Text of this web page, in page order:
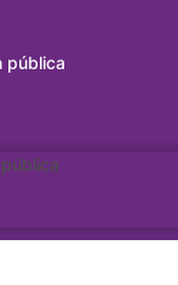
pública